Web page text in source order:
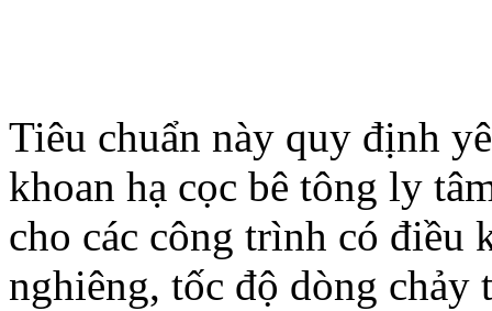
Tiêu chuẩn này quy định
khoan hạ cọc bê tông ly
cho các công trình có điều
nghiêng, tốc độ dòng